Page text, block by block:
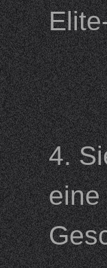
4.
eine